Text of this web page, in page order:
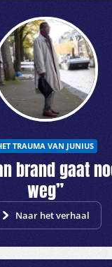
TRAUMA VAN JUNIUS
brand gaat
weg”
Naar het verhaal